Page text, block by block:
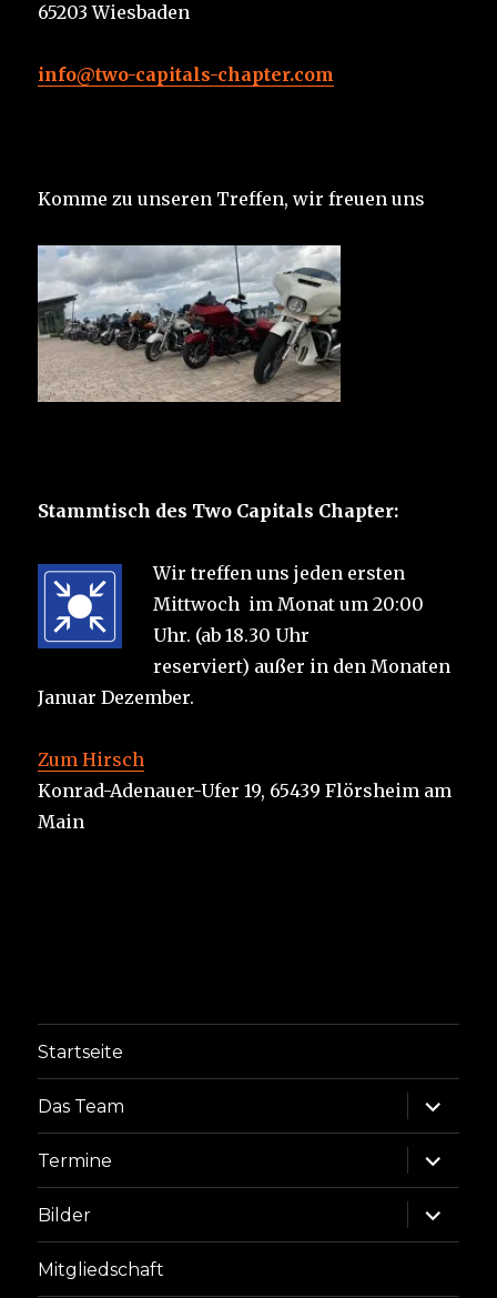
65203 Wiesbaden
info@two-capitals-chapter.com
Komme zu unseren Treffen, wir freuen uns
Stammtisch des Two Capitals Chapter:
Wir treffen uns jeden ersten
Mittwoch im Monat um 20:00
Uhr. (ab 18.30 Uhr
reserviert) außer in den Monaten
Januar Dezember.
Zum Hirsch
Konrad-Adenauer-Ufer 19, 65439 Flörsheim am
Main
Startseite
Das Team
Termine
Bilder
Mitgliedschaft